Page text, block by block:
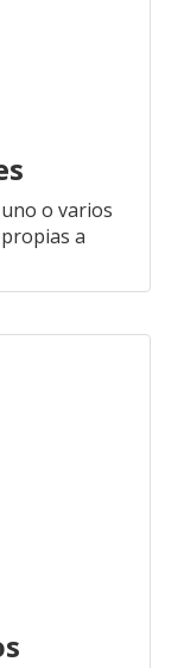
o varios
a